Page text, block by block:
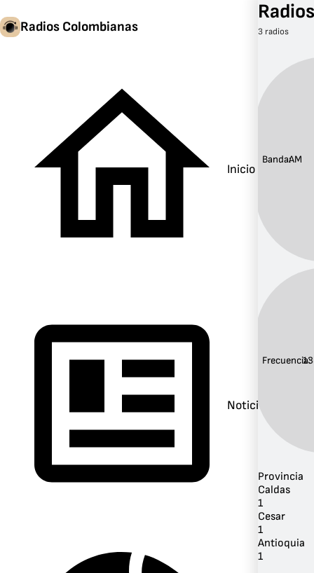
Radios Colombianas
Inicio
Noticias
3 radios
Banda:AM
Frecuencia:
Provincia
Caldas
1
Cesar
1
Antioquia
1